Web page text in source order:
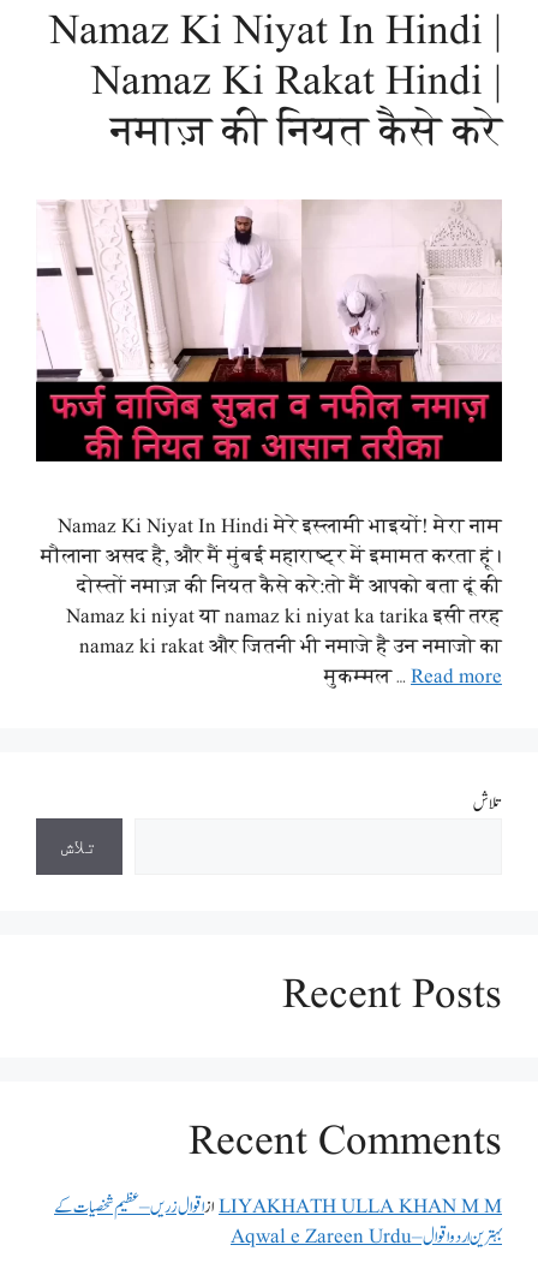
Namaz Ki Niyat In Hindi |
Namaz Ki Rakat Hindi |
नमाज़ की नियत कैसे करे
Namaz Ki Niyat In Hindi मेरे इस्लामी भाइयों! मेरा नाम
मौलाना असद है, और मैं मुंबई महाराष्ट्र में इमामत करता हूं।
दोस्तों नमाज़ की नियत कैसे करे:तो मैं आपको बता दूं की
Namaz ki niyat या namaz ki niyat ka tarika इसी तरह
namaz ki rakat और जितनी भी नमाजे है उन नमाजो का
मुकम्मल … Read more
تلاش
تلاش
Recent Posts
Recent Comments
LIYAKHATH ULLA KHAN M Mازاقوال زریں – عظیم شخصیات کے
بہترین اردو اقوال – Aqwal e Zareen Urdu